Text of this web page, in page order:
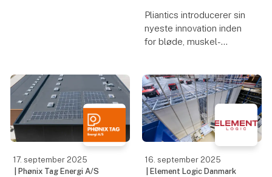
Pliantics introducerer sin
nyeste innovation inden
for bløde, muskel-
leverer glidende, præcis
og lydløs bevægelse,
som traditionelle
motorer ikke kan matche
17. september 2025
| Phønix Tag Energi A/S
16. september 2025
| Element Logic Danmark